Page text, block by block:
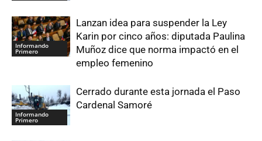
Informando
Primero
Lanzan idea para suspender la Ley
Karin por cinco años: diputada Paulina
Muñoz dice que norma impactó en el
empleo femenino
Informando
Primero
Cerrado durante esta jornada el Paso
Cardenal Samoré